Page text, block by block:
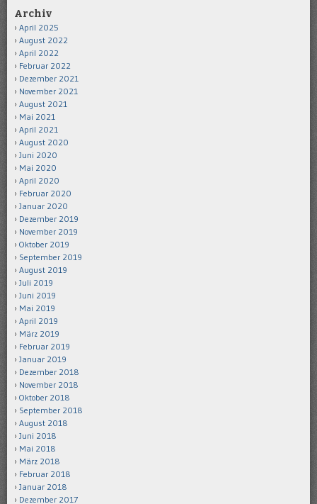
Archiv
April 2025
August 2022
April 2022
Februar 2022
Dezember 2021
November 2021
August 2021
Mai 2021
April 2021
August 2020
Juni 2020
Mai 2020
April 2020
Februar 2020
Januar 2020
Dezember 2019
November 2019
Oktober 2019
September 2019
August 2019
Juli 2019
Juni 2019
Mai 2019
April 2019
März 2019
Februar 2019
Januar 2019
Dezember 2018
November 2018
Oktober 2018
September 2018
August 2018
Juni 2018
Mai 2018
März 2018
Februar 2018
Januar 2018
Dezember 2017